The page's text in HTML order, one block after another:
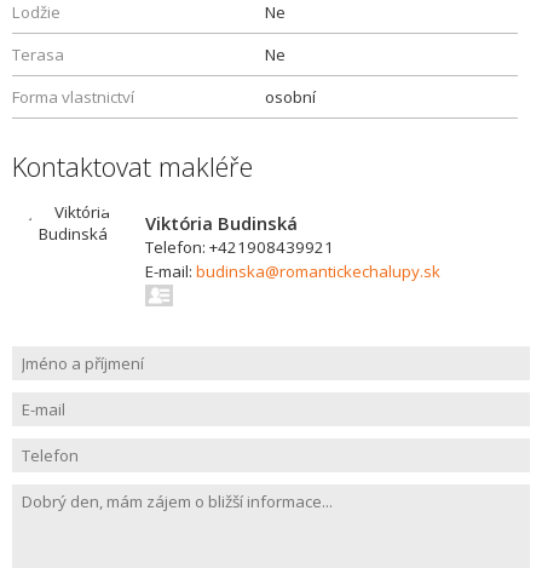
Lodžie
Ne
Terasa
Ne
Forma vlastnictví
osobní
Kontaktovat makléře
Viktória Budinská
Telefon: +421908439921
E-mail: budinska@romantickechalupy.sk